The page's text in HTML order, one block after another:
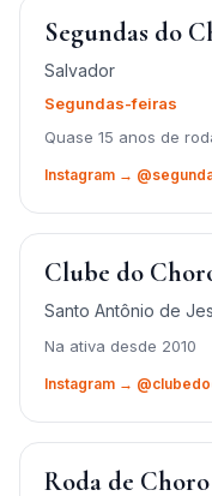
Segundas do
Salvador
Segundas-feiras
Quase 15 anos de
Instagram →
Clube do
Santo Antônio de
Na ativa desde 2010
Instagram →
Roda de